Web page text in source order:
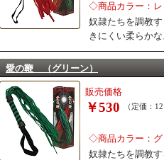
◇商品カラー：レ
奴隷たちを調教
きにくい柔らか
愛の鞭 （グリーン）
販売価格
￥530 （定価：
◇商品カラー：グ
奴隷たちを調教